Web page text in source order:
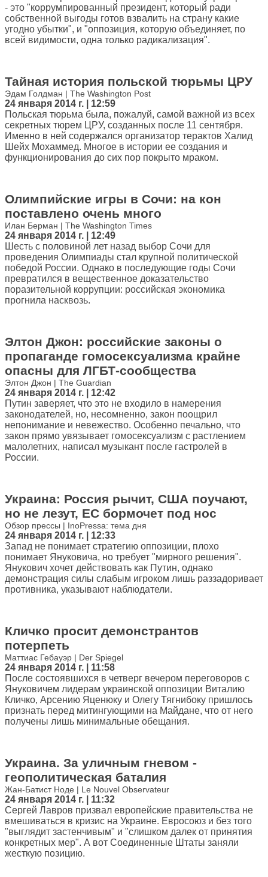
- это "коррумпированный президент, который ради
собственной выгоды готов взвалить на страну какие
угодно убытки", и "оппозиция, которую объединяет, по
всей видимости, одна только радикализация".
Тайная история польской тюрьмы ЦРУ
Эдам Голдман | The Washington Post
24 января 2014 г. | 12:59
Польская тюрьма была, пожалуй, самой важной из всех
секретных тюрем ЦРУ, созданных после 11 сентября.
Именно в ней содержался организатор терактов Халид
Шейх Мохаммед. Многое в истории ее создания и
функционирования до сих пор покрыто мраком.
Олимпийские игры в Сочи: на кон
поставлено очень много
Илан Берман | The Washington Times
24 января 2014 г. | 12:49
Шесть с половиной лет назад выбор Сочи для
проведения Олимпиады стал крупной политической
победой России. Однако в последующие годы Сочи
превратился в вещественное доказательство
поразительной коррупции: российская экономика
прогнила насквозь.
Элтон Джон: российские законы о
пропаганде гомосексуализма крайне
опасны для ЛГБТ-сообщества
Элтон Джон | The Guardian
24 января 2014 г. | 12:42
Путин заверяет, что это не входило в намерения
законодателей, но, несомненно, закон поощрил
непонимание и невежество. Особенно печально, что
закон прямо увязывает гомосексуализм с растлением
малолетних, написал музыкант после гастролей в
России.
Украина: Россия рычит, США поучают,
но не лезут, ЕС бормочет под нос
Обзор прессы | InoPressa: тема дня
24 января 2014 г. | 12:33
Запад не понимает стратегию оппозиции, плохо
понимает Януковича, но требует "мирного решения".
Янукович хочет действовать как Путин, однако
демонстрация силы слабым игроком лишь раззадоривает
противника, указывают наблюдатели.
Кличко просит демонстрантов
потерпеть
Маттиас Гебауэр | Der Spiegel
24 января 2014 г. | 11:58
После состоявшихся в четверг вечером переговоров с
Януковичем лидерам украинской оппозиции Виталию
Кличко, Арсению Яценюку и Олегу Тягнибоку пришлось
признать перед митингующими на Майдане, что от него
получены лишь минимальные обещания.
Украина. За уличным гневом -
геополитическая баталия
Жан-Батист Ноде | Le Nouvel Observateur
24 января 2014 г. | 11:32
Сергей Лавров призвал европейские правительства не
вмешиваться в кризис на Украине. Евросоюз и без того
"выглядит застенчивым" и "слишком далек от принятия
конкретных мер". А вот Соединенные Штаты заняли
жесткую позицию.